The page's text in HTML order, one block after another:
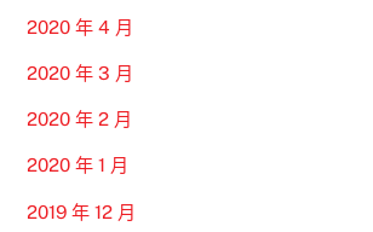
2020 年 4 月
2020 年 3 月
2020 年 2 月
2020 年 1 月
2019 年 12 月